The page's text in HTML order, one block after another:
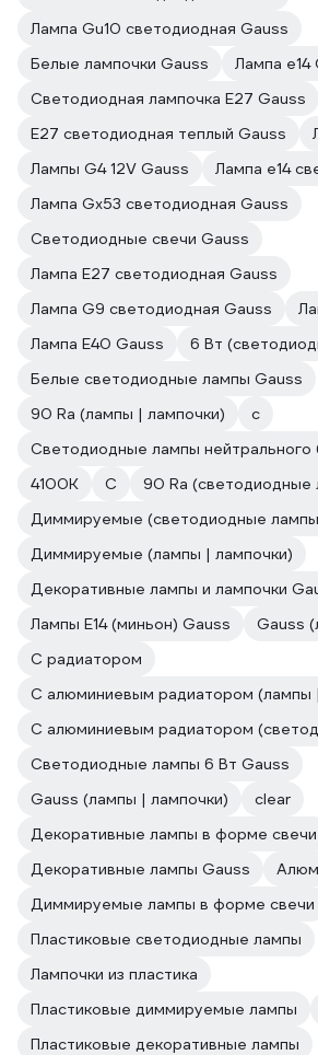
Лампа Gu10 светодиодная Gauss
Белые лампочки Gauss
Лампа е14
Светодиодная лампочка E27 Gauss
E27 светодиодная теплый Gauss
Лампы G4 12V Gauss
Лампа е14
Лампа Gx53 светодиодная Gauss
Светодиодные свечи Gauss
Лампа E27 светодиодная Gauss
Лампа G9 светодиодная Gauss
Лампа E40 Gauss
6 Вт
Белые светодиодные лампы Gauss
90 Ra (лампы | лампочки)
c
4100К
C
90 Ra (светодиодные
Диммируемые (светодиодные
Диммируемые (лампы | лампочки)
Декоративные лампы и лампочки
Лампы Е14 (миньон) Gauss
Gauss
С радиатором
С алюминиевым радиатором (лампы
С алюминиевым радиатором
Светодиодные лампы 6 Вт Gauss
Gauss (лампы | лампочки)
clear
Декоративные лампы в форме свечи
Декоративные лампы Gauss
Диммируемые лампы в форме свечи
Пластиковые светодиодные лампы
Лампочки из пластика
Пластиковые диммируемые лампы
Пластиковые декоративные лампы